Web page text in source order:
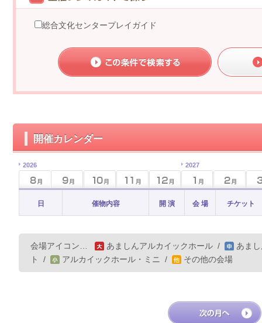
総合文化センタープレイガイド
開催カレンダー
2026 2027
日 催物内容 開 演 会 場 チケット
会場アイコン… あましんアルカイックホール /
あま
ト
/ アルカイックホール・ミニ / その他の会場